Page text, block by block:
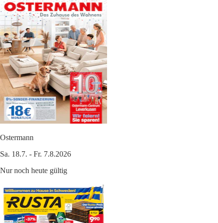
Ostermann
Sa. 18.7. - Fr. 7.8.2026
Nur noch heute gültig